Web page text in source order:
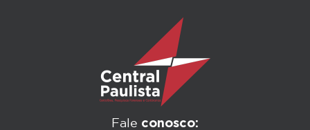
Fale conosco: